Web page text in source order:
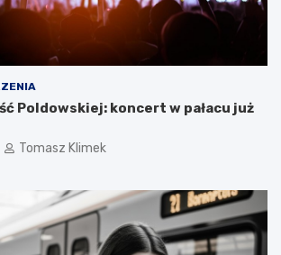
Poldowskiej: koncert w pałacu już
Tomasz Klimek